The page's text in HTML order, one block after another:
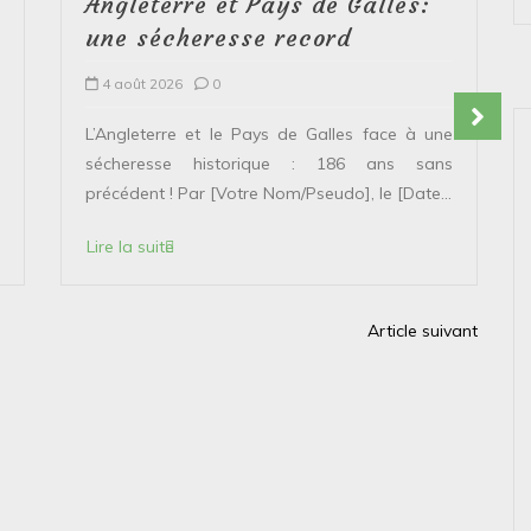
une sécheresse record
4 août 2026 0
L’Angleterre et le Pays de Galles face à une
sécheresse historique : 186 ans sans
précédent ! Par [Votre Nom/Pseudo], le [Date...
Lire la suite
Article suivant